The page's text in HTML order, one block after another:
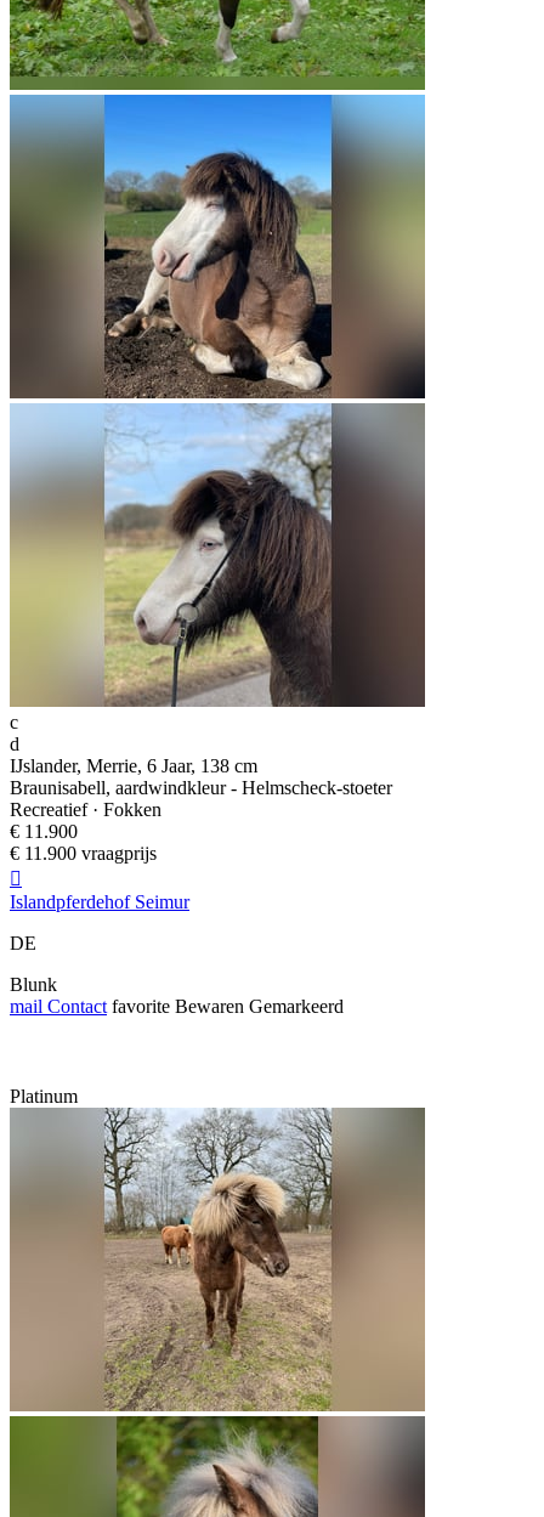
c
d
IJslander, Merrie, 6 Jaar, 138 cm
Braunisabell, aardwindkleur - Helmscheck-stoeter
Recreatief · Fokken
€ 11.900
€ 11.900 vraagprijs

Islandpferdehof Seimur
DE
Blunk
mail Contact favorite Bewaren Gemarkeerd
Platinum